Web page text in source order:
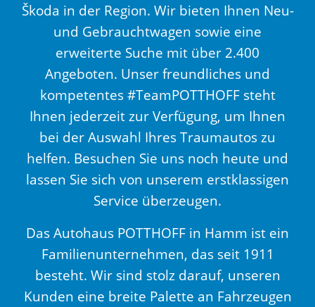
Škoda in der Region. Wir bieten Ihnen Neu-
und Gebrauchtwagen sowie eine
erweiterte Suche mit über 2.400
Angeboten. Unser freundliches und
kompetentes #TeamPOTTHOFF steht
Ihnen jederzeit zur Verfügung, um Ihnen
bei der Auswahl Ihres Traumautos zu
helfen. Besuchen Sie uns noch heute und
lassen Sie sich von unserem erstklassigen
Service überzeugen.
Das Autohaus POTTHOFF in Hamm ist ein
Familienunternehmen, das seit 1911
besteht. Wir sind stolz darauf, unseren
Kunden eine breite Palette an Fahrzeugen